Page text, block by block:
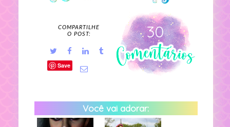
30
COMPARTILHE
O POST:
Save
Você vai adorar: